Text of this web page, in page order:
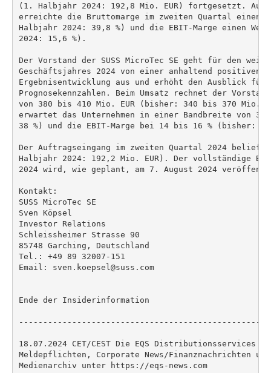
(1. Halbjahr 2024: 192,8 Mio. EUR) fortgesetzt. Auf
erreichte die Bruttomarge im zweiten Quartal einen
Halbjahr 2024: 39,8 %) und die EBIT-Marge einen
2024: 15,6 %).
Der Vorstand der SUSS MicroTec SE geht für den
Geschäftsjahres 2024 von einer anhaltend positiven
Ergebnisentwicklung aus und erhöht den Ausblick
Prognosekennzahlen. Beim Umsatz rechnet der
von 380 bis 410 Mio. EUR (bisher: 340 bis 370 Mio.
erwartet das Unternehmen in einer Bandbreite von
38 %) und die EBIT-Marge bei 14 bis 16 % (bisher:
Der Auftragseingang im zweiten Quartal 2024 belief
Halbjahr 2024: 192,2 Mio. EUR). Der vollständige
2024 wird, wie geplant, am 7. August 2024
Kontakt:
SUSS MicroTec SE
Sven Köpsel
Investor Relations
Schleissheimer Strasse 90
85748 Garching, Deutschland
Tel.: +49 89 32007-151
Email: sven.koepsel@suss.com
Ende der Insiderinformation
18.07.2024 CET/CEST Die EQS Distributionsservices
Meldepflichten, Corporate News/Finanznachrichten
Medienarchiv unter https://eqs-news.com